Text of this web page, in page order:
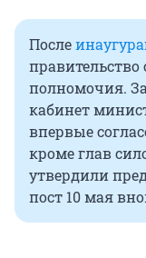
После
правительство
полномочия.
кабинет
впервые
кроме глав
утвердили
пост 10 мая